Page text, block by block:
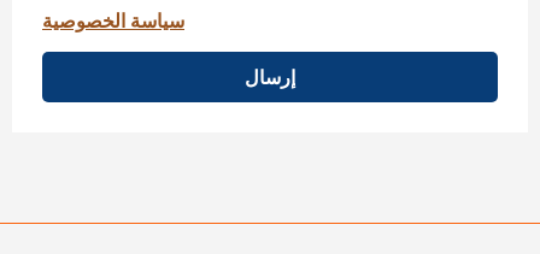
سياسة الخصوصية
إرسال